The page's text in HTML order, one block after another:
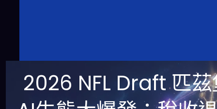
2026 NFL Draft 匹